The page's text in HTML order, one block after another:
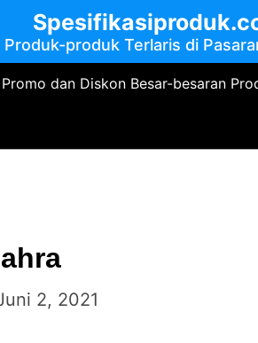
Produk-produk Terlaris di
dan Diskon Besar-besaran
2, 2021